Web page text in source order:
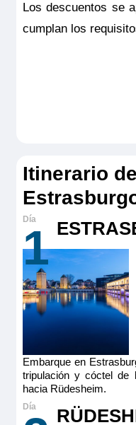
Los descuentos se
cumplan los
Itinerario
1
Embarque en
tripulación y cóctel de
hacia Rüdesheim.